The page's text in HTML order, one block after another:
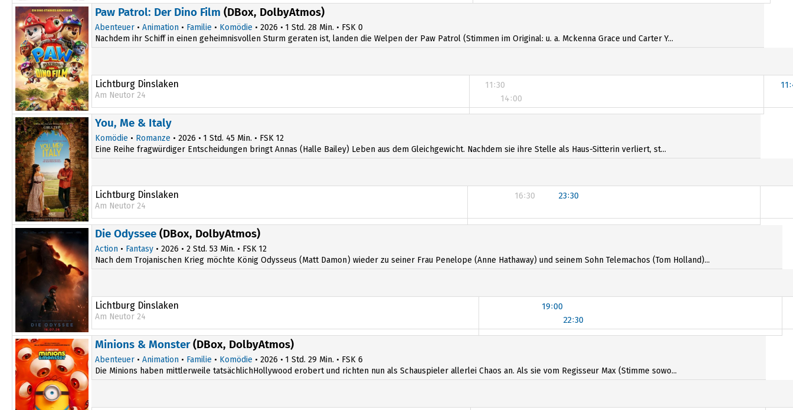
14:30 14:15
Paw Patrol: Der Dino Film (DBox, DolbyAtmos)
Abenteuer • Animation • Familie • Komödie • 2026 • 1 Std. 28 Min. • FSK 0
Nachdem ihr Schiff in einen geheimnisvollen Sturm geraten ist, landen die Welpen der Paw Patrol (Stimmen im Original: u. a. Mckenna Grace und Carter Y...
Lichtburg Dinslaken
Am Neutor 24
11:30
14:00
14:15 14:15
You, Me & Italy
Komödie • Romanze • 2026 • 1 Std. 45 Min. • FSK 12
Eine Reihe fragwürdiger Entscheidungen bringt Annas (Halle Bailey) Leben aus dem Gleichgewicht. Nachdem sie ihre Stelle als Haus-Sitterin verliert, st...
Lichtburg Dinslaken
Am Neutor 24
16:30 23:30
17:15 20:00
Die Odyssee (DBox, DolbyAtmos)
Action • Fantasy • 2026 • 2 Std. 53 Min. • FSK 12
Nach dem Trojanischen Krieg möchte König Odysseus (Matt Damon) wieder zu seiner Frau Penelope (Anne Hathaway) und seinem Sohn Telemachos (Tom Holland)...
Lichtburg Dinslaken
Am Neutor 24
19:00
22:30
19:45
19:45
Minions & Monster(DBox, DolbyAtmos)
Abenteuer • Animation • Familie • Komödie • 2026 • 1 Std. 29 Min. • FSK 6
Die Minions haben mittlerweile tatsächlichHollywood erobert und richten nun als Schauspieler allerlei Chaos an. Als sie vom Regisseur Max (Stimme sowo...